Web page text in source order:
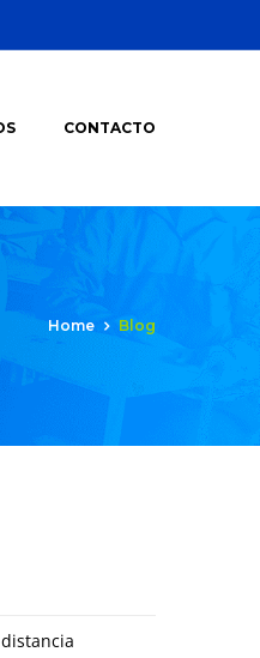
CONTACTO
Home Blog